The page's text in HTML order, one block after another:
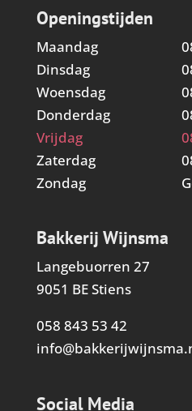
Openingstijden
Maandag
Dinsdag
Woensdag
Donderdag
Vrijdag
Zaterdag
Zondag
Bakkerij Wijnsma
Langebuorren 27
9051 BE Stiens
058 843 53 42
Social Media